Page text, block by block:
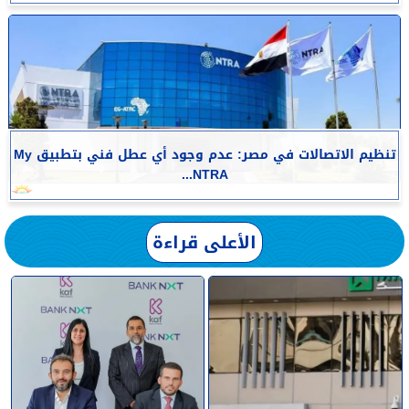
تنظيم الاتصالات في مصر: عدم وجود أي عطل فني بتطبيق My
NTRA...
الأعلى قراءة